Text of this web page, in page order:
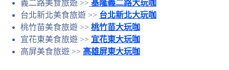
義二路美食旅遊 >> 基隆義二路大玩咖
台北新北美食旅遊 >> 台北新北大玩咖
桃竹苗美食旅遊 >> 桃竹苗大玩咖
宜花東美食旅遊 >> 宜花東大玩咖
高屏美食旅遊 >> 高雄屏東大玩咖